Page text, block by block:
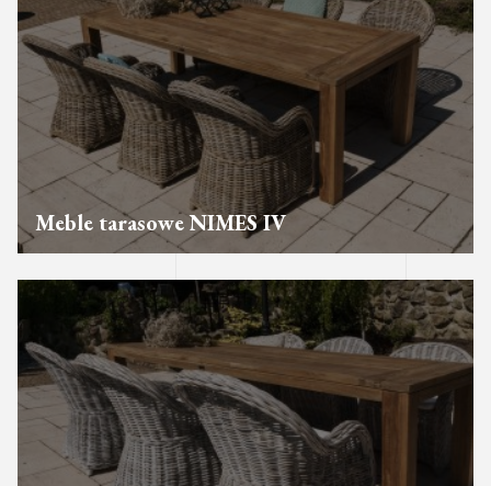
Meble tarasowe NIMES IV